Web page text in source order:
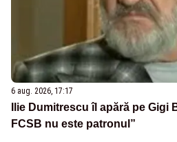
6 aug. 2026, 17:17
Ilie Dumitrescu îl apără pe Gigi
FCSB nu este patronul”